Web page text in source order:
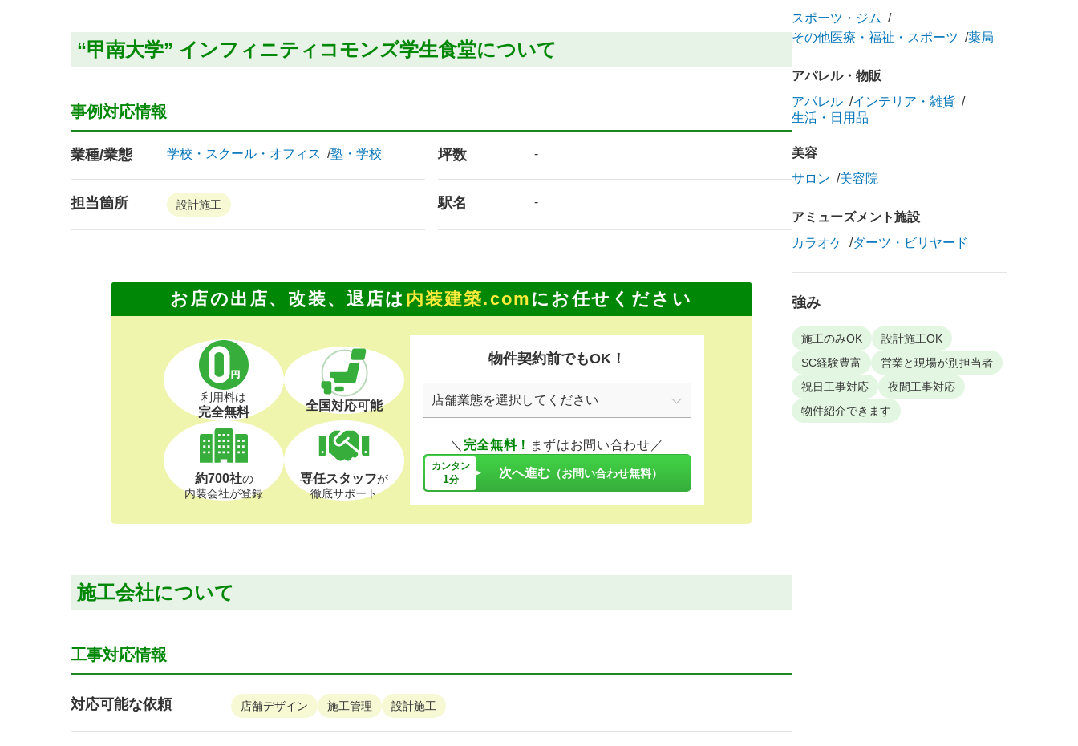
“甲南大学” インフィニティコモンズ学生食堂について
事例対応情報
業種/業態 学校・スクール・オフィス 塾・学校 坪数 -
担当箇所 設計施工 駅名 -
お店の出店、改装、退店は 内装建築.com にお任せください
利用料は
完全無料 全国対応可能
約700社の
内装会社が登録
専任スタッフが
徹底サポート
物件契約前でもOK！
＼ 完全無料！ まずはお問い合わせ／
カンタン
1分 次へ進む （お問い合わせ無料）
施工会社について
工事対応情報
対応可能な依頼 店舗デザイン 施工管理 設計施工
スポーツ・ジム
その他医療・福祉・スポーツ
薬局
アパレル・物販
アパレル
インテリア・雑貨
生活・日用品
美容
サロン
美容院
アミューズメント施設
カラオケ
ダーツ・ビリヤード
強み
施工のみOK
設計施工OK
SC経験豊富
営業と現場が別担当者
祝日工事対応
夜間工事対応
物件紹介できます